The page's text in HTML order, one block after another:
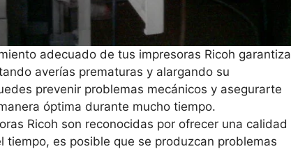
adecuado de tus impresoras Ricoh garantiza
averías prematuras y alargando su
prevenir problemas mecánicos y asegurarte
óptima durante mucho tiempo.
Ricoh son reconocidas por ofrecer una calidad
es posible que se produzcan problemas